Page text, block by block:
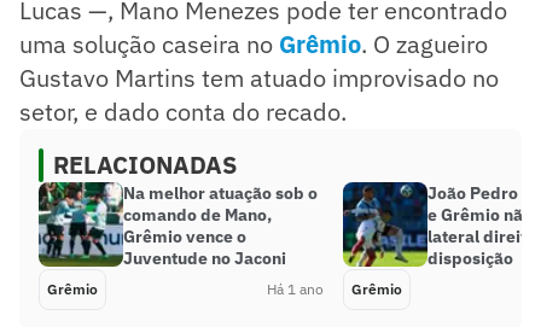
Lucas —, Mano Menezes pode ter encontrado
uma solução caseira no Grêmio. O zagueiro
Gustavo Martins tem atuado improvisado no
setor, e dado conta do recado.
RELACIONADAS
Na melhor atuação sob o
comando de Mano,
Grêmio vence o
Juventude no Jaconi
Grêmio Há 1 ano
João Pedro
e Grêmio não
lateral direito
disposição
Grêmio